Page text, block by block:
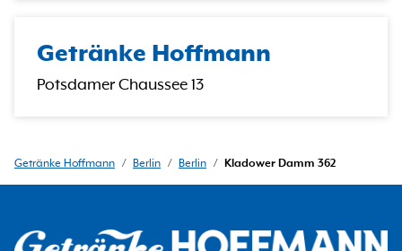
Getränke Hoffmann
Potsdamer Chaussee 13
Getränke Hoffmann / Berlin / Berlin / Kladower Damm 362